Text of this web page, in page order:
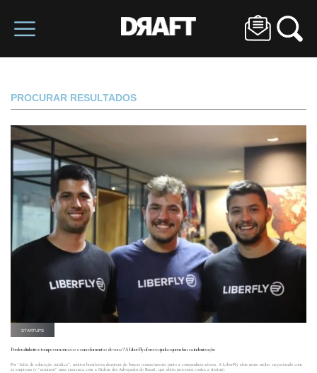
PROCURAR RESULTADOS
STARTUPS
Perdeu dinheiro e tempo com atrasos e cancelamentos de voos? A LiberFly oferece ajuda a quem busca indenização
Por “falta de educação jurídica”, muitos brasileiros desistem de buscar ressarcimento junto a companhias aéreas. A LiberFly atua nesse nicho, negociando com
as empresas (e “arrumou” uma encrenca com a Ordem dos Advogados do Brasil, que abriu processos contra a startup).